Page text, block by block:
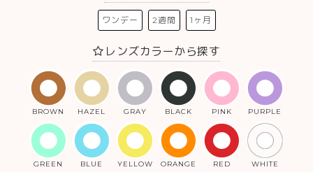
ワンデー 2週間 1ヶ月
レンズカラーから探す
BROWN HAZEL GRAY BLACK PINK PURPLE
GREEN BLUE YELLOW ORANGE RED WHITE